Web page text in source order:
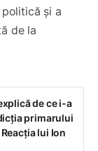
și a
de la
de ce i-a
primarului
lui Ion